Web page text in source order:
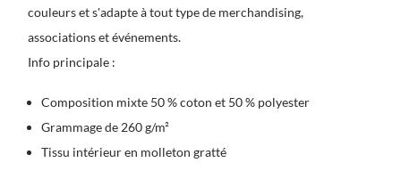
couleurs et s'adapte à tout type de merchandising,
associations et événements.
Info principale :
Composition mixte 50 % coton et 50 % polyester
Grammage de 260 g/m²
Tissu intérieur en molleton gratté